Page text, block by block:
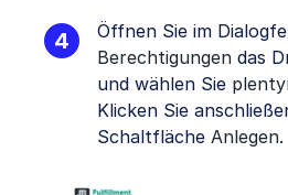
Öffnen Sie im
Berechtigungen das
und wählen Sie p
Klicken Sie
Schaltfläche Anlegen.